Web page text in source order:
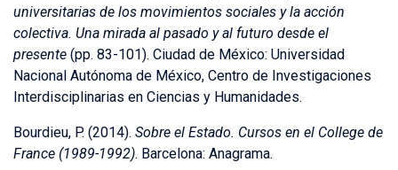
universitarias de los movimientos sociales y la acción
colectiva. Una mirada al pasado y al futuro desde el
presente (pp. 83-101). Ciudad de México: Universidad
Nacional Autónoma de México, Centro de Investigaciones
Interdisciplinarias en Ciencias y Humanidades.
Bourdieu, P. (2014). Sobre el Estado. Cursos en el College de
France (1989-1992). Barcelona: Anagrama.